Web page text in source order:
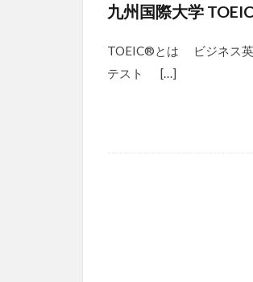
九州国際大学
TOEIC®とは ビジネス英
テスト […]